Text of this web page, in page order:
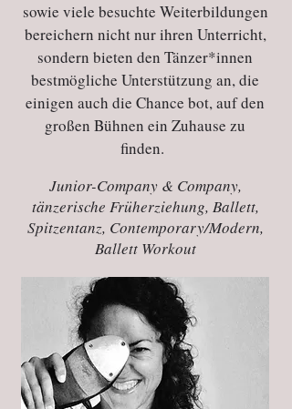
sowie viele besuchte Weiterbildungen
bereichern nicht nur ihren Unterricht,
sondern bieten den Tänzer*innen
bestmögliche Unterstützung an, die
einigen auch die Chance bot, auf den
großen Bühnen ein Zuhause zu
finden.
Junior-Company & Company,
tänzerische Früherziehung, Ballett,
Spitzentanz, Contemporary/Modern,
Ballett Workout